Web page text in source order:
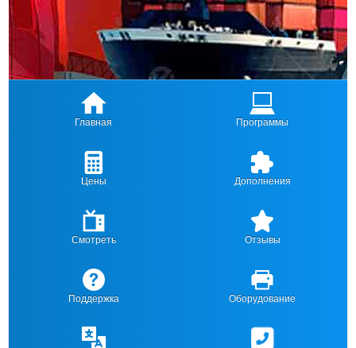
Главная Программы
Цены Дополнения
Смотреть Отзывы
Поддержка Оборудование